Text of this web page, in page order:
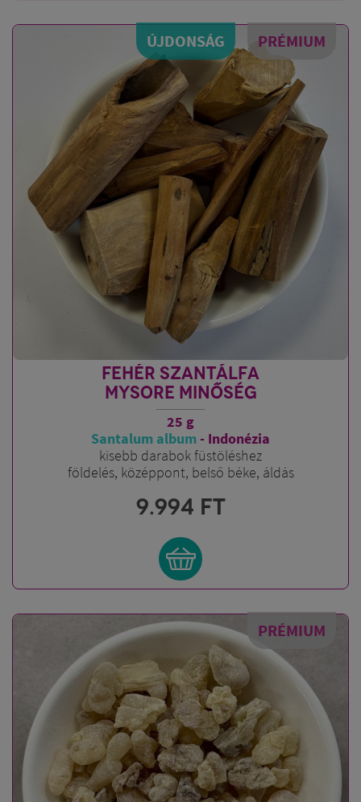
ÚJDONSÁG PRÉMIUM
FEHÉR SZANTÁLFA
MYSORE MINŐSÉG
25 g
Santalum album- Indonézia
kisebb darabok füstöléshez
földelés, középpont, belső béke, áldás
9.994 FT
PRÉMIUM